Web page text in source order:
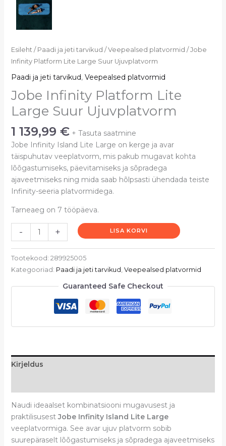
Esileht / Paadi ja jeti tarvikud /Veepealsed platvormid / Jobe
Infinity Platform Lite Large Suur Ujuvplatvorm
Paadi ja jeti tarvikud, Veepealsed platvormid
Jobe Infinity Platform Lite
Large Suur Ujuvplatvorm
1 139,99 € + Tasuta saatmine
Jobe Infinity Island Lite Large on kerge ja avar
täispuhutav veeplatvorm, mis pakub mugavat kohta
lõõgastumiseks, päevitamiseks ja sõpradega
ajaveetmiseks ning mida saab hõlpsasti ühendada teiste
Infinity-seeria platvormidega.
Tarneaeg on 7 tööpäeva.
-
Jobe
Infinity
Platform
Large
Suur
Ujuvplatvorm
kogus
+ LISA KORVI
Tootekood: 289925005
Kategooriad: Paadi ja jeti tarvikud Veepealsed platvormid
Guaranteed Safe Checkout
Kirjeldus
Naudi ideaalset kombinatsiooni mugavusest ja
praktilisusestJobe Infinity Island Lite Large
veeplatvormiga. See avar ujuv platvorm sobib
suurepäraselt lõõgastumiseks ja sõpradega ajaveetmiseks